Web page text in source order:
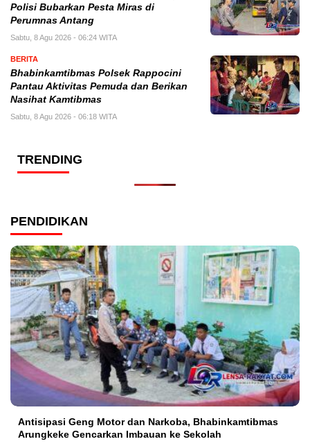
Polisi Bubarkan Pesta Miras di
Perumnas Antang
Sabtu, 8 Agu 2026 - 06:24 WITA
BERITA
Bhabinkamtibmas Polsek Rappocini
Pantau Aktivitas Pemuda dan Berikan
Nasihat Kamtibmas
Sabtu, 8 Agu 2026 - 06:18 WITA
TRENDING
PENDIDIKAN
Antisipasi Geng Motor dan Narkoba, Bhabinkamtibmas
Arungkeke Gencarkan Imbauan ke Sekolah